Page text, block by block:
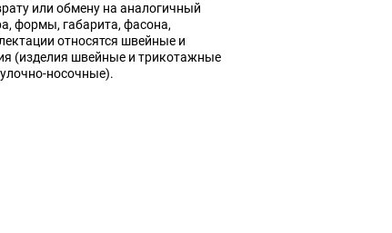
или обмену на аналогичный
формы, габарита, фасона,
относятся швейные и
(изделия швейные и трикотажные
носочные).